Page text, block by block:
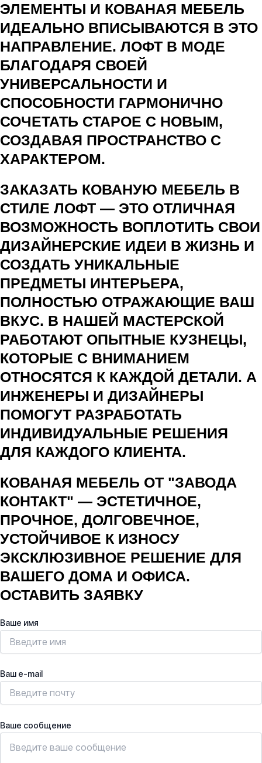
ЭЛЕМЕНТЫ И КОВАНАЯ МЕБЕЛЬ
ИДЕАЛЬНО ВПИСЫВАЮТСЯ В ЭТО
НАПРАВЛЕНИЕ. ЛОФТ В МОДЕ
БЛАГОДАРЯ СВОЕЙ
УНИВЕРСАЛЬНОСТИ И
СПОСОБНОСТИ ГАРМОНИЧНО
СОЧЕТАТЬ СТАРОЕ С НОВЫМ,
СОЗДАВАЯ ПРОСТРАНСТВО С
ХАРАКТЕРОМ.
ЗАКАЗАТЬ КОВАНУЮ МЕБЕЛЬ В
СТИЛЕ ЛОФТ — ЭТО ОТЛИЧНАЯ
ВОЗМОЖНОСТЬ ВОПЛОТИТЬ СВОИ
ДИЗАЙНЕРСКИЕ ИДЕИ В ЖИЗНЬ И
СОЗДАТЬ УНИКАЛЬНЫЕ
ПРЕДМЕТЫ ИНТЕРЬЕРА,
ПОЛНОСТЬЮ ОТРАЖАЮЩИЕ ВАШ
ВКУС. В НАШЕЙ МАСТЕРСКОЙ
РАБОТАЮТ ОПЫТНЫЕ КУЗНЕЦЫ,
КОТОРЫЕ С ВНИМАНИЕМ
ОТНОСЯТСЯ К КАЖДОЙ ДЕТАЛИ. А
ИНЖЕНЕРЫ И ДИЗАЙНЕРЫ
ПОМОГУТ РАЗРАБОТАТЬ
ИНДИВИДУАЛЬНЫЕ РЕШЕНИЯ
ДЛЯ КАЖДОГО КЛИЕНТА.
КОВАНАЯ МЕБЕЛЬ ОТ "ЗАВОДА
КОНТАКТ" — ЭСТЕТИЧНОЕ,
ПРОЧНОЕ, ДОЛГОВЕЧНОЕ,
УСТОЙЧИВОЕ К ИЗНОСУ
ЭКСКЛЮЗИВНОЕ РЕШЕНИЕ ДЛЯ
ВАШЕГО ДОМА И ОФИСА.
ОСТАВИТЬ ЗАЯВКУ
Ваше имя
Ваш e-mail
Ваше сообщение